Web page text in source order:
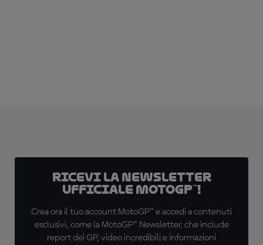
Ricevi la newsletter
ufficiale MotoGP™!
Crea ora il tuo account MotoGP™ e accedi a contenuti
esclusivi, come la MotoGP™ Newsletter, che include
report dei GP, video incredibili e informazioni